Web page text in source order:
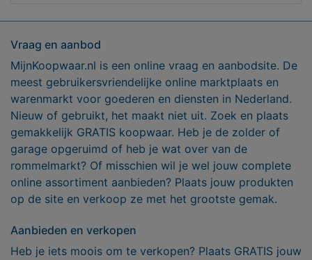
Vraag en aanbod
MijnKoopwaar.nl is een online vraag en aanbodsite. De
meest gebruikersvriendelijke online marktplaats en
warenmarkt voor goederen en diensten in Nederland.
Nieuw of gebruikt, het maakt niet uit. Zoek en plaats
gemakkelijk GRATIS koopwaar. Heb je de zolder of
garage opgeruimd of heb je wat over van de
rommelmarkt? Of misschien wil je wel jouw complete
online assortiment aanbieden? Plaats jouw produkten
op de site en verkoop ze met het grootste gemak.
Aanbieden en verkopen
Heb je iets moois om te verkopen? Plaats GRATIS jouw